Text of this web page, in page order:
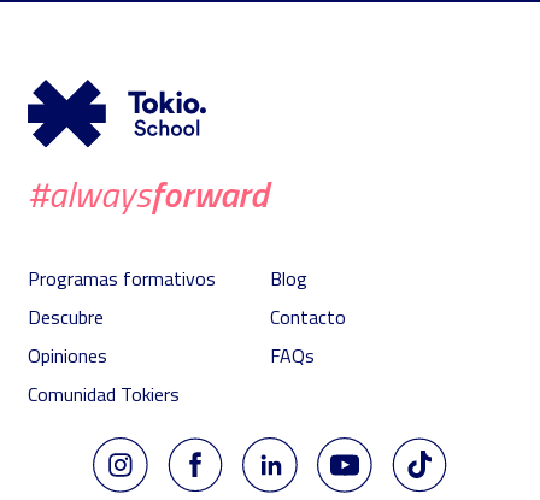
#alwaysforward
Programas formativos
Descubre
Opiniones
Comunidad Tokiers
Blog
Contacto
FAQs